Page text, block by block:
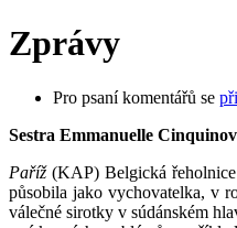
Zprávy
Pro psaní komentářů se
Sestra Emmanuelle
Paříž(KAP) Belgická řeholnice
působila jako vychovatelka, v
válečné sirotky v súdánském